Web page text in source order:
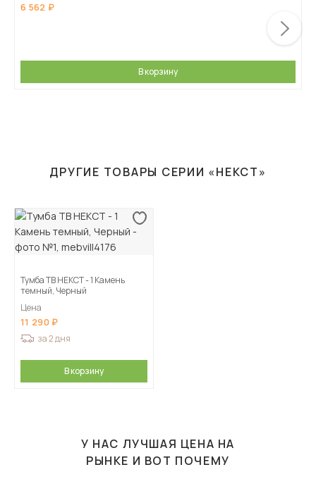
6 562
В корзину
ДРУГИЕ ТОВАРЫ СЕРИИ «НЕКСТ»
Тумба ТВ НЕКСТ - 1 Камень
темный, Черный
Цена
11 290
за 2 дня
В корзину
У НАС ЛУЧШАЯ ЦЕНА НА
РЫНКЕ И ВОТ ПОЧЕМУ